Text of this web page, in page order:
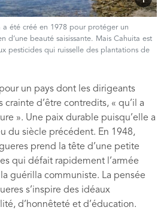
a été créé en 1978 pour protéger un
d’une beauté saisissante. Mais Cahuita est
pesticides qui ruisselle des plantations de
un pays dont les dirigeants
crainte d’être contredits, « qu’il a
». Une paix durable puisqu’elle a
du siècle précédent. En 1948,
prend la tête d’une petite
qui défait rapidement l’armée
guérilla communiste. La pensée
s’inspire des idéaux
d’honnêteté et d’éducation.